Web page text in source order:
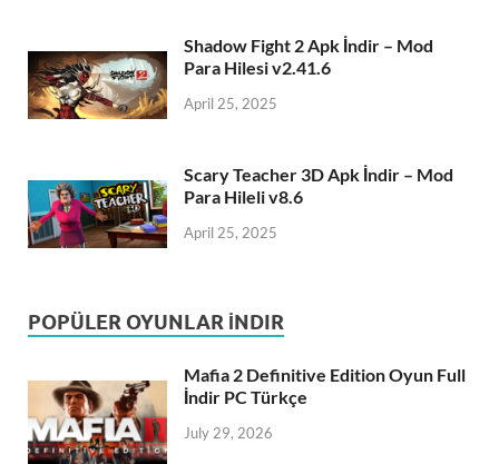
Shadow Fight 2 Apk İndir – Mod
Para Hilesi v2.41.6
April 25, 2025
Scary Teacher 3D Apk İndir – Mod
Para Hileli v8.6
April 25, 2025
POPÜLER OYUNLAR İNDIR
Mafia 2 Definitive Edition Oyun Full
İndir PC Türkçe
July 29, 2026